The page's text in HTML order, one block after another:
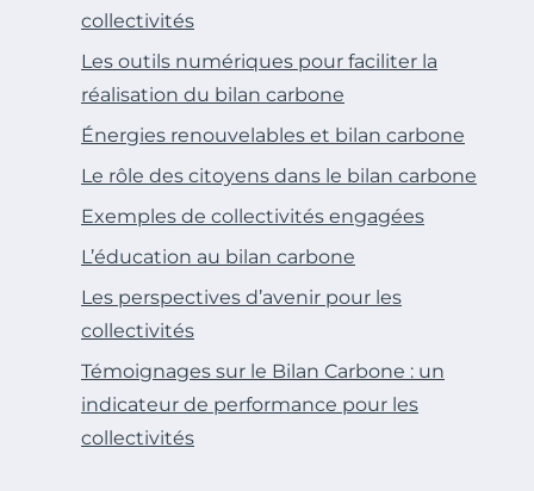
collectivités
Les outils numériques pour faciliter la
réalisation du bilan carbone
Énergies renouvelables et bilan carbone
Le rôle des citoyens dans le bilan carbone
Exemples de collectivités engagées
L’éducation au bilan carbone
Les perspectives d’avenir pour les
collectivités
Témoignages sur le Bilan Carbone : un
indicateur de performance pour les
collectivités